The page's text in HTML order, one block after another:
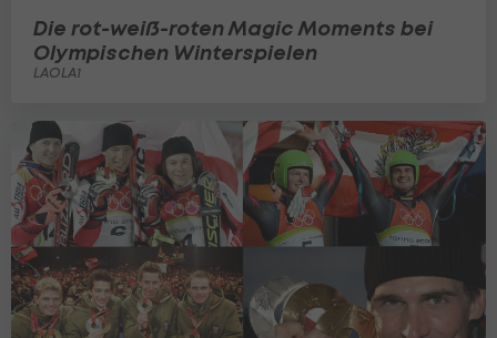
Die rot-weiß-roten Magic Moments bei
Olympischen Winterspielen
LAOLA1